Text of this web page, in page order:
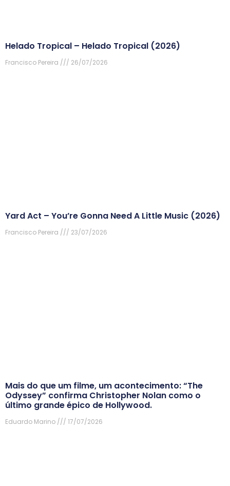
Helado Tropical – Helado Tropical (2026)
Francisco Pereira 26/07/2026
Yard Act – You’re Gonna Need A Little Music (2026)
Francisco Pereira 23/07/2026
Mais do que um filme, um acontecimento: “The
Odyssey” confirma Christopher Nolan como o
último grande épico de Hollywood.
Eduardo Marino 17/07/2026